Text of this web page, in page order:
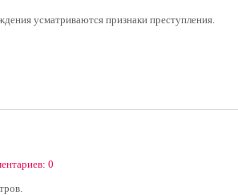
усматриваются признаки преступления.
0